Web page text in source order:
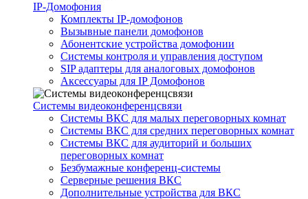
IP-Домофония
Комплекты IP-домофонов
Вызывные панели домофонов
Абонентские устройства домофонии
Системы контроля и управления доступом
SIP адаптеры для аналоговых домофонов
Аксессуары для IP Домофонов
Системы видеоконференцсвязи
Системы ВКС для малых переговорных комнат
Системы ВКС для средних переговорных комнат
Системы ВКС для аудиторий и больших
переговорных комнат
Безбумажные конференц-системы
Серверные решения ВКС
Дополнительные устройства для ВКС